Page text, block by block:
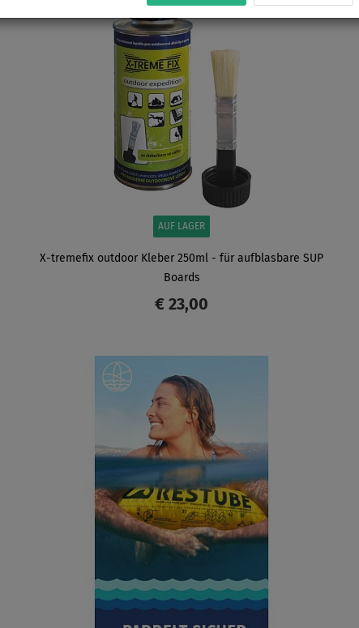
AUF LAGER
X-tremefix outdoor Kleber 250ml - für aufblasbare SUP
Boards
€ 23,00
ANZEIGEN